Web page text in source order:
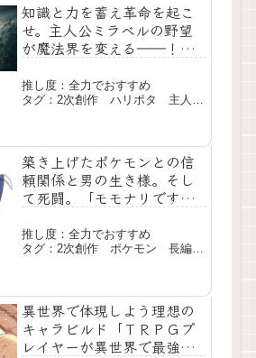
知識と力を蓄え革命を起こ
せ。主人公ミラベルの野望
が魔法界を変える――！
の少女」
推し度：全力でおすすめ
タグ：2次創作 ハリポタ 主人公
築き上げたポケモンとの信
頼関係と男の生き様。そし
て死闘。「モモナリですか
ょう。」
推し度：全力でおすすめ
タグ：2次創作 ポケモン 長編
異世界で体現しよう理想の
キャラビルド「ＴＲＰＧプ
レイヤーが異世界で最強ビ